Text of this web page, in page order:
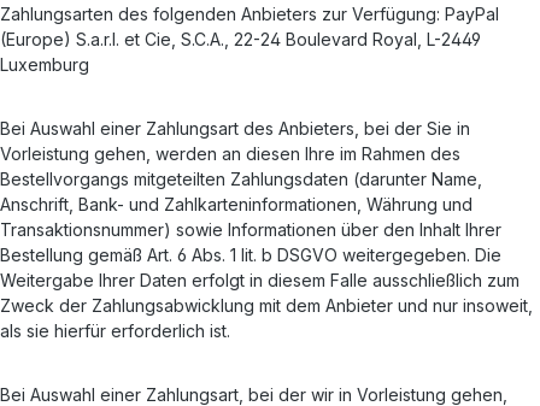
Zahlungsarten des folgenden Anbieters zur Verfügung: PayPal
(Europe) S.a.r.l. et Cie, S.C.A., 22-24 Boulevard Royal, L-2449
Luxemburg
Bei Auswahl einer Zahlungsart des Anbieters, bei der Sie in
Vorleistung gehen, werden an diesen Ihre im Rahmen des
Bestellvorgangs mitgeteilten Zahlungsdaten (darunter Name,
Anschrift, Bank- und Zahlkarteninformationen, Währung und
Transaktionsnummer) sowie Informationen über den Inhalt Ihrer
Bestellung gemäß Art. 6 Abs. 1 lit. b DSGVO weitergegeben. Die
Weitergabe Ihrer Daten erfolgt in diesem Falle ausschließlich zum
Zweck der Zahlungsabwicklung mit dem Anbieter und nur insoweit,
als sie hierfür erforderlich ist.
Bei Auswahl einer Zahlungsart, bei der wir in Vorleistung gehen,